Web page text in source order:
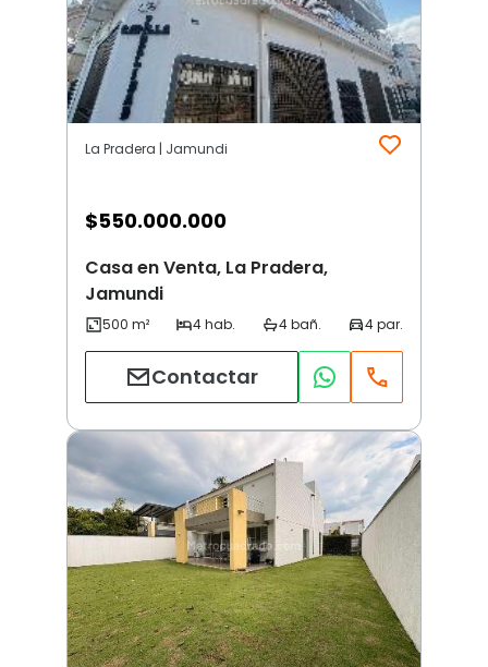
La Pradera | Jamundi
$550.000.000
Casa en Venta, La Pradera,
Jamundi
Contactar